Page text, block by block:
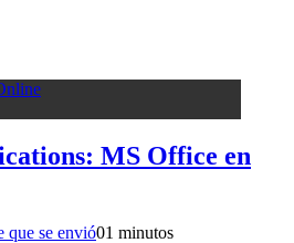
MS Office en
que se envió01 minutos